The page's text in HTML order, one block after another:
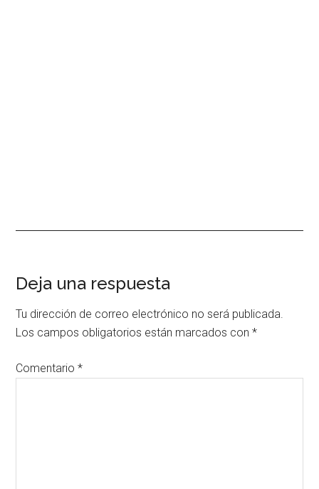
Interacciones
con
los
lectores
Deja una respuesta
Tu dirección de correo electrónico no será publicada.
Los campos obligatorios están marcados con*
Comentario*